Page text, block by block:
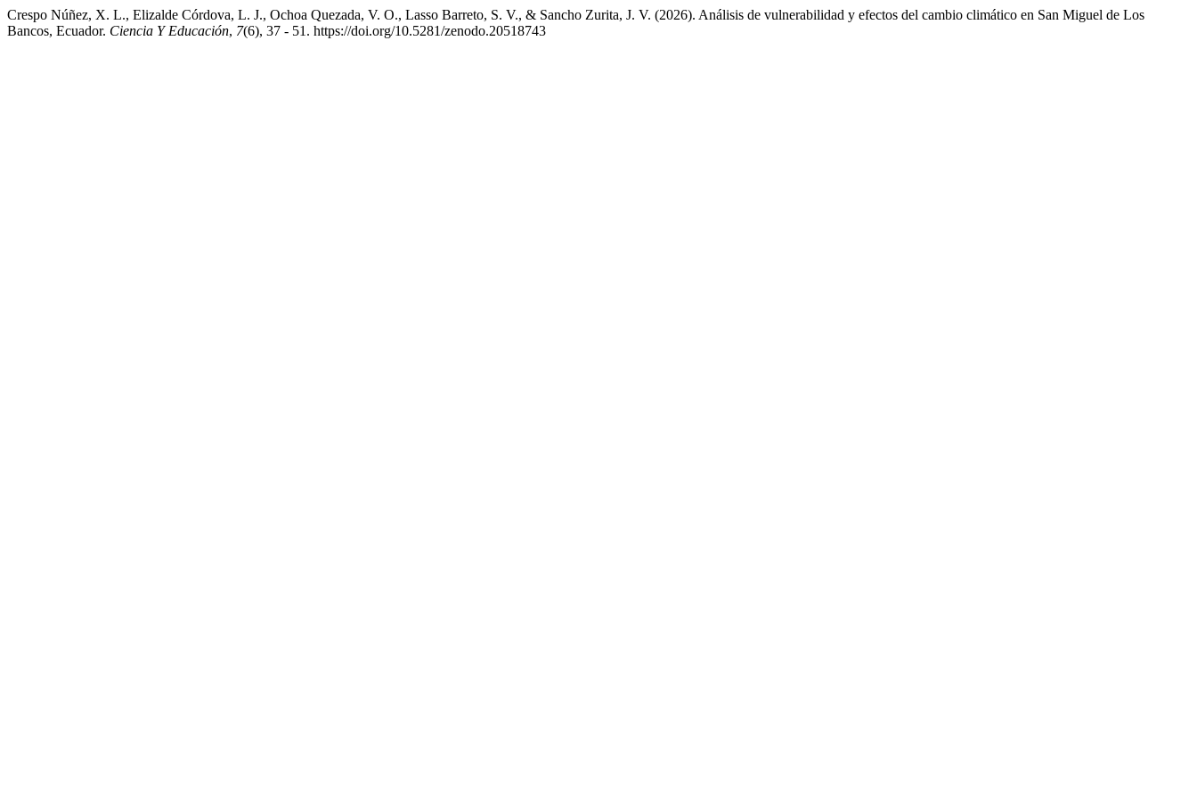
Crespo Núñez, X. L., Elizalde Córdova, L. J., Ochoa Quezada, V. O., Lasso Barreto, S. V., & Sancho Zurita, J. V. (2026). Análisis de vulnerabilidad y efectos del cambio climático en San Miguel de Los
Bancos, Ecuador. Ciencia Y Educación, 7(6), 37 - 51. https://doi.org/10.5281/zenodo.20518743